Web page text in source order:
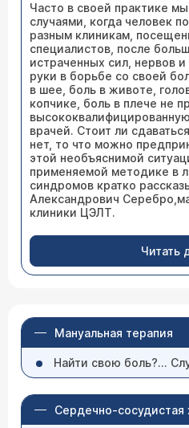
Часто в своей практике
случаями, когда человек
разным клиникам,
специалистов, после
истраченных сил, нервов
руки в борьбе со своей
в шее, боль в животе,
копчике, боль в плече не
врачей. Стоит ли
нет, то что можно
этой необъяснимой
применяемой методике в
синдромов кратко
Александрович
клиники ЦЭЛТ.
Читать
Мануальная терапия
Найти свою боль?...
Сердечно-сосудистая